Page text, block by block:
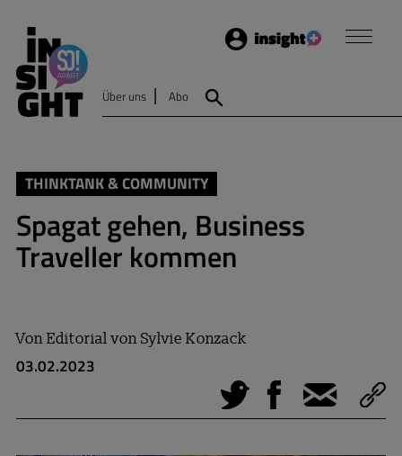
Login
Über uns Abo
THINKTANK & COMMUNITY
Spagat gehen, Business
Traveller kommen
VonEditorial von Sylvie Konzack
03.02.2023
Tweet Facebook
E-Mail